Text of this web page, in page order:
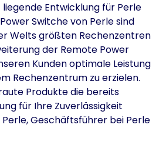
liegende Entwicklung für Perle
Switche von Perle sind
Welts größten Rechenzentren
der Remote Power
Kunden optimale Leistung
Rechenzentrum zu erzielen.
Produkte die bereits
für Ihre Zuverlässigkeit
Perle, Geschäftsführer bei Perle